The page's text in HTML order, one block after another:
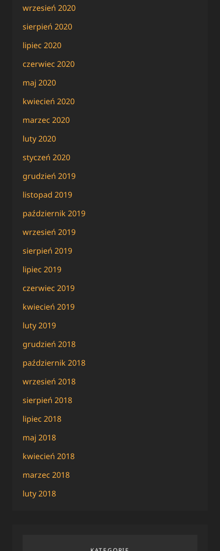
wrzesień 2020
sierpień 2020
lipiec 2020
czerwiec 2020
maj 2020
kwiecień 2020
marzec 2020
luty 2020
styczeń 2020
grudzień 2019
listopad 2019
październik 2019
wrzesień 2019
sierpień 2019
lipiec 2019
czerwiec 2019
kwiecień 2019
luty 2019
grudzień 2018
październik 2018
wrzesień 2018
sierpień 2018
lipiec 2018
maj 2018
kwiecień 2018
marzec 2018
luty 2018